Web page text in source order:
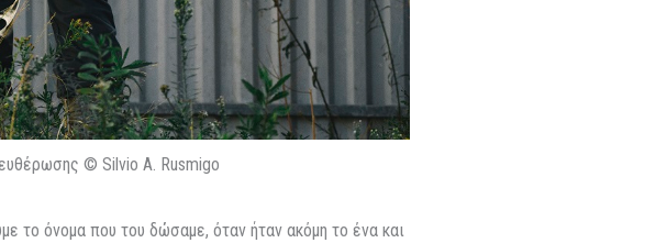
© Silvio A. Rusmigo
το όνομα που του δώσαμε, όταν ήταν ακόμη το ένα και